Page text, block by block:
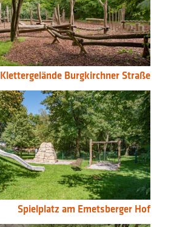
Klettergelände Burgkirchner Straße
Spielplatz am Emetsberger Hof